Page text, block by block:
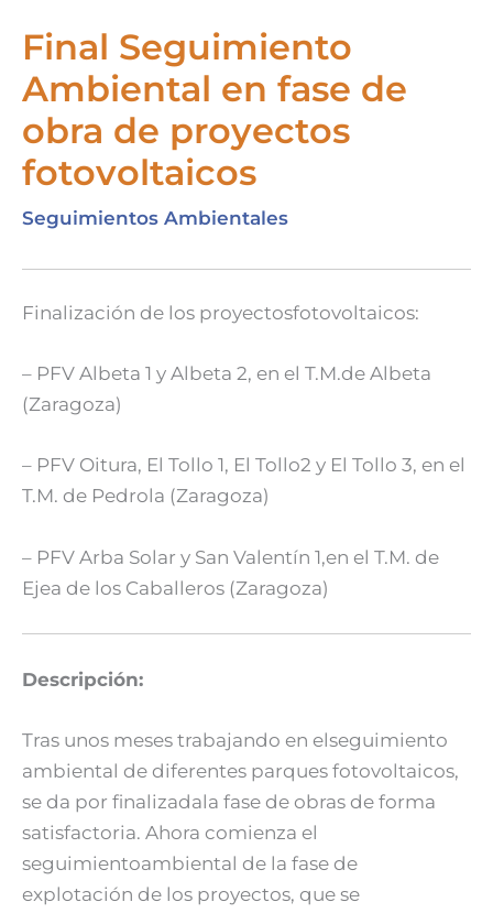
Final Seguimiento
Ambiental en fase de
obra de proyectos
fotovoltaicos
Seguimientos Ambientales
Finalización de los proyectosfotovoltaicos:
– PFV Albeta 1 y Albeta 2, en el T.M.de Albeta
(Zaragoza)
– PFV Oitura, El Tollo 1, El Tollo2 y El Tollo 3, en el
T.M. de Pedrola (Zaragoza)
– PFV Arba Solar y San Valentín 1,en el T.M. de
Ejea de los Caballeros (Zaragoza)
Descripción:
Tras unos meses trabajando en elseguimiento
ambiental de diferentes parques fotovoltaicos,
se da por finalizadala fase de obras de forma
satisfactoria. Ahora comienza el
seguimientoambiental de la fase de
explotación de los proyectos, que se